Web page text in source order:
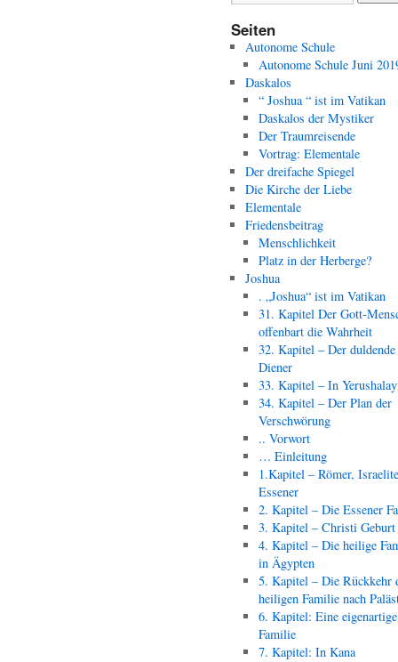
Seiten
Autonome Schule
Autonome Schule Juni
Daskalos
“ Joshua “ ist im Vatikan
Daskalos der Mystiker
Der Traumreisende
Vortrag: Elementale
Der dreifache Spiegel
Die Kirche der Liebe
Elementale
Friedensbeitrag
Menschlichkeit
Platz in der Herberge?
Joshua
. „Joshua“ ist im Vatikan
31. Kapitel Der Gott-
offenbart die Wahrheit
32. Kapitel – Der duldende
Diener
33. Kapitel – In
34. Kapitel – Der Plan der
Verschwörung
.. Vorwort
… Einleitung
1.Kapitel – Römer,
Essener
2. Kapitel – Die Essener
3. Kapitel – Christi Geburt
4. Kapitel – Die heilige
in Ägypten
5. Kapitel – Die Rückkehr
heiligen Familie nach
6. Kapitel: Eine eigenartige
Familie
7. Kapitel: In Kana